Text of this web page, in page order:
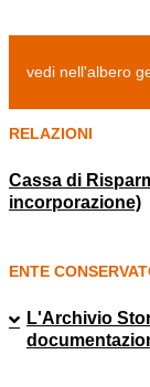
vedi nell'albero
RELAZIONI
Cassa di
incorporazione)
ENTE
L'Archivio